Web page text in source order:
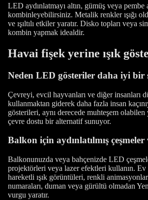
LED aydınlatmayı altın, gümüş veya pembe
kombinleyebilirsiniz. Metalik renkler ışığı
ve ışıltılı etkiler yaratır. Disko topları veya
kombin yapmak idealdir.
Havai fişek yerine ışık
Neden LED gösteriler daha iyi bir
Çevreyi, evcil hayvanları ve diğer insanları
kullanmaktan giderek daha fazla insan
gösterileri, aynı derecede muhteşem olabilen
çevre dostu bir alternatif sunuyor.
Balkon için aydınlatılmış
Balkonunuzda veya bahçenizde LED
projektörleri veya lazer efektleri kullanın. Ev
hareketli ışık görüntüleri, renkli
numaraları, duman veya gürültü olmadan
vurgu yaratır.